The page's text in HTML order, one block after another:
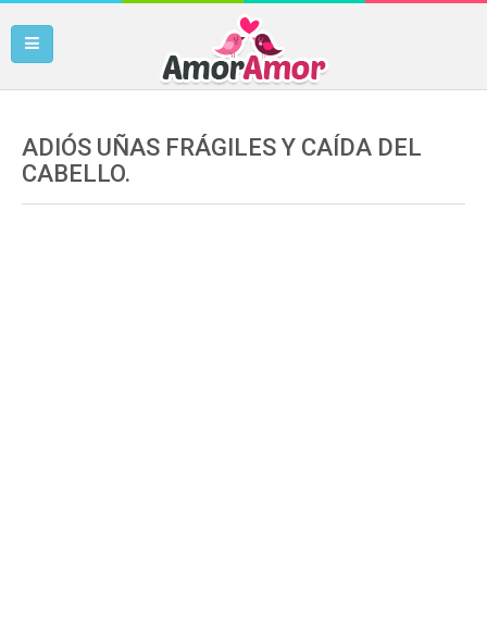
ADIÓS UÑAS FRÁGILES Y CAÍDA DEL
CABELLO.